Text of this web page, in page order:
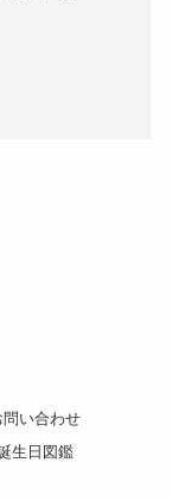
問い合わせ
生日図鑑